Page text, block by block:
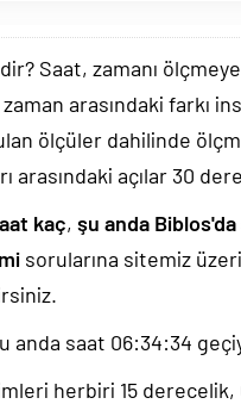
Saat, zamanı
arasındaki farkı
ölçüler dahilinde
arasındaki açılar 30
kaç, şu anda
sorularına sitemiz
anda saat 06:34:35
herbiri 15 derecelik,